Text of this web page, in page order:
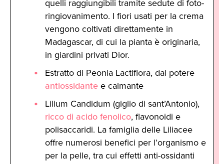
quelli raggiungibili tramite sedute di foto-
ringiovanimento. I fiori usati per la crema
vengono coltivati direttamente in
Madagascar, di cui la pianta è originaria,
in giardini privati Dior.
Estratto di Peonia Lactiflora, dal potere
antiossidante e calmante
Lilium Candidum (giglio di sant’Antonio),
ricco di acido fenolico, flavonoidi e
polisaccaridi. La famiglia delle Liliacee
offre numerosi benefici per l’organismo e
per la pelle, tra cui effetti anti-ossidanti